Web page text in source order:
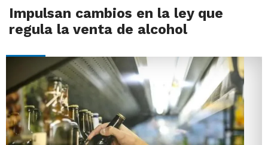
Impulsan cambios en la ley que
regula la venta de alcohol